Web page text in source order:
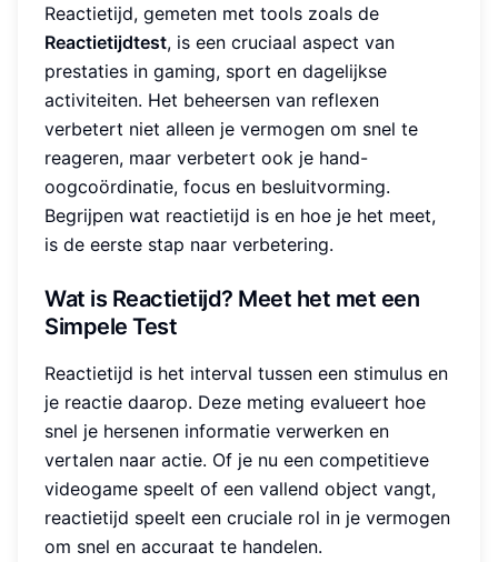
Reactietijd, gemeten met tools zoals de
Reactietijdtest, is een cruciaal aspect van
prestaties in gaming, sport en dagelijkse
activiteiten. Het beheersen van reflexen
verbetert niet alleen je vermogen om snel te
reageren, maar verbetert ook je hand-
oogcoördinatie, focus en besluitvorming.
Begrijpen wat reactietijd is en hoe je het meet,
is de eerste stap naar verbetering.
Wat is Reactietijd? Meet het met een
Simpele Test
Reactietijd is het interval tussen een stimulus en
je reactie daarop. Deze meting evalueert hoe
snel je hersenen informatie verwerken en
vertalen naar actie. Of je nu een competitieve
videogame speelt of een vallend object vangt,
reactietijd speelt een cruciale rol in je vermogen
om snel en accuraat te handelen.